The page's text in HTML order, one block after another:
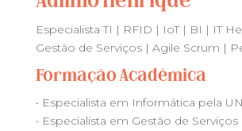
Especialista TI | RFID | IoT | BI | IT
Gestão de Serviços | Agile Scrum |
Formação Acadêmica
• Especialista em Informática pela
• Especialista em Gestão de Serviços